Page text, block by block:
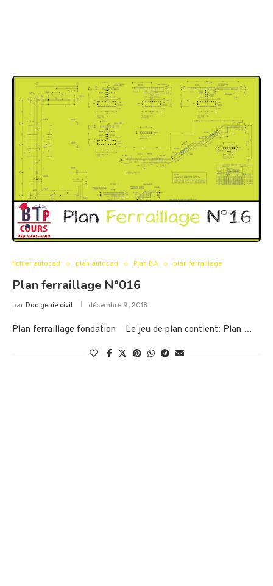
fichier autocad plan autocad Plan B.A plan ferraillage
Plan ferraillage N°016
parDoc genie civil décembre 9, 2018
Plan ferraillage fondation Le jeu de plan contient: Plan …